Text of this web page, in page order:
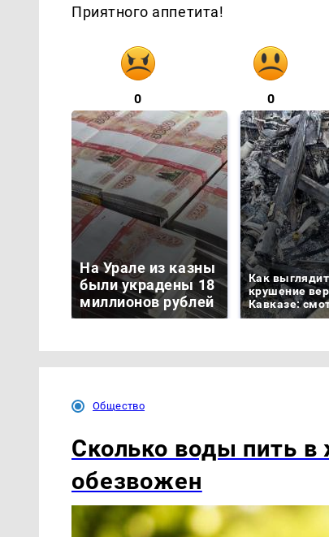
Приятного аппетита!
0 0
На Урале из казны
были украдены 18
миллионов рублей
Как
крушение
Кавказе:
Общество
Сколько воды пить в
обезвожен